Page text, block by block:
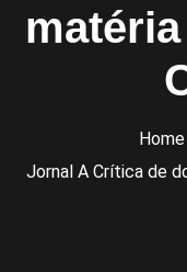
Home
Jornal A Crítica de